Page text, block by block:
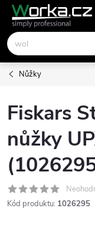
Přejít
obsah
Nůžky
Fiskars
nůžky
Kód produktu: 1026295